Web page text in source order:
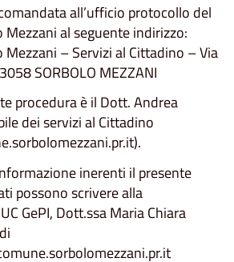
all’ufficio protocollo del
Mezzani al seguente indirizzo:
Mezzani – Servizi al Cittadino – Via
SORBOLO MEZZANI
procedura è il Dott. Andrea
dei servizi al Cittadino
inerenti il presente
possono scrivere alla
GePI, Dott.ssa Maria Chiara